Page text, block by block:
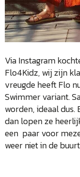
Via Instagram
Flo4Kidz, wij zijn
vreugde heeft Flo
Swimmer variant.
worden, ideaal
dan lopen ze
een paar voor
weer niet in de